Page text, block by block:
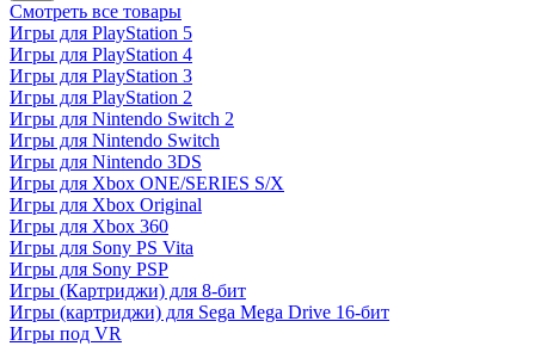
Смотреть все товары
Игры для PlayStation 5
Игры для PlayStation 4
Игры для PlayStation 3
Игры для PlayStation 2
Игры для Nintendo Switch 2
Игры для Nintendo Switch
Игры для Nintendo 3DS
Игры для Xbox ONE/SERIES S/X
Игры для Xbox Original
Игры для Xbox 360
Игры для Sony PS Vita
Игры для Sony PSP
Игры (Картриджи) для 8-бит
Игры (картриджи) для Sega Mega Drive 16-бит
Игры под VR